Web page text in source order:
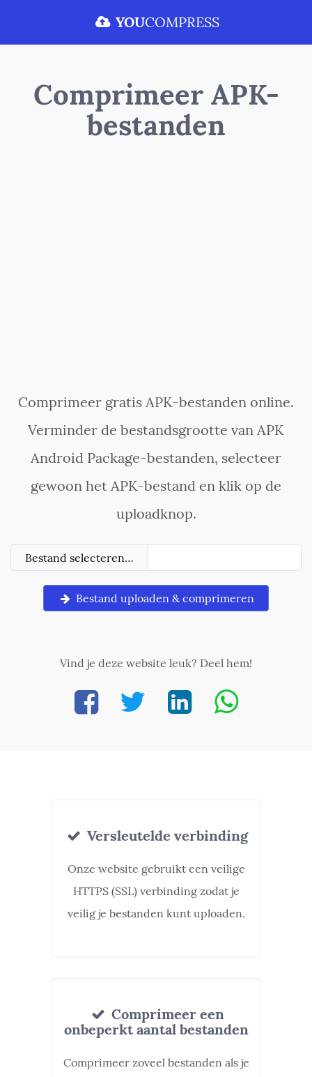
YOUCOMPRESS
Comprimeer APK-
bestanden
Comprimeer gratis APK-bestanden online.
Verminder de bestandsgrootte van APK
Android Package-bestanden, selecteer
gewoon het APK-bestand en klik op de
uploadknop.
Bestand selecteren…
Bestand uploaden & comprimeren
Vind je deze website leuk? Deel hem!
Versleutelde verbinding
Onze website gebruikt een veilige
HTTPS (SSL) verbinding zodat je
veilig je bestanden kunt uploaden.
Comprimeer een
onbeperkt aantal bestanden
Comprimeer zoveel bestanden als je